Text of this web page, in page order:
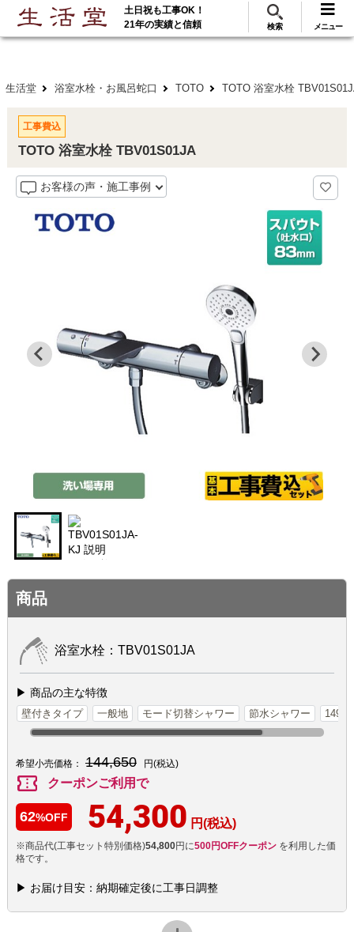
ご利用 288万･工事実績117万件! 無料見積
土日祝も工事OK！
21年の実績と信頼
検索 メニュー
生活堂 浴室水栓・お風呂蛇口 TOTO TOTO 浴室水栓
工事費込
TOTO 浴室水栓 TBV01S01JA
お客様の声・施工事例
商品
浴室水栓：TBV01S01JA
▶ 商品の主な特徴
壁付きタイプ 一般地 モード切替シャワー 節水シャワー
希望小売価格： 144,650 円(税込)
confirmation_number クーポンご利用で
62%OFF 54,300 円(税込)
※商品代(工事セット特別価格)54,800円に500円OFFクーポンを利用した価
格です。
▶ お届け目安：納期確定後に工事日調整